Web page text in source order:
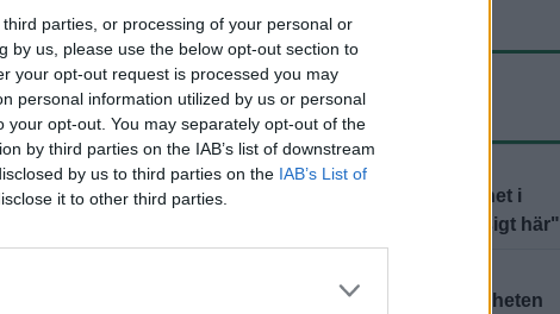
parties, or processing of your personal or
by us, please use the below opt-out section to
your opt-out request is processed you may
personal information utilized by us or personal
opt-out. You may separately opt-out of the
by third parties on the IAB’s list of downstream
by us to third parties on the IAB’s List of
it to other third parties.
SENASTE NYTT
BÅSTAD 2026-08-06 KL. 15:00
Amanda Jansson hittar lugnet i
Båstad: "Det är så jävla mysigt här"
Trots mycket folk: "Brottsligheten